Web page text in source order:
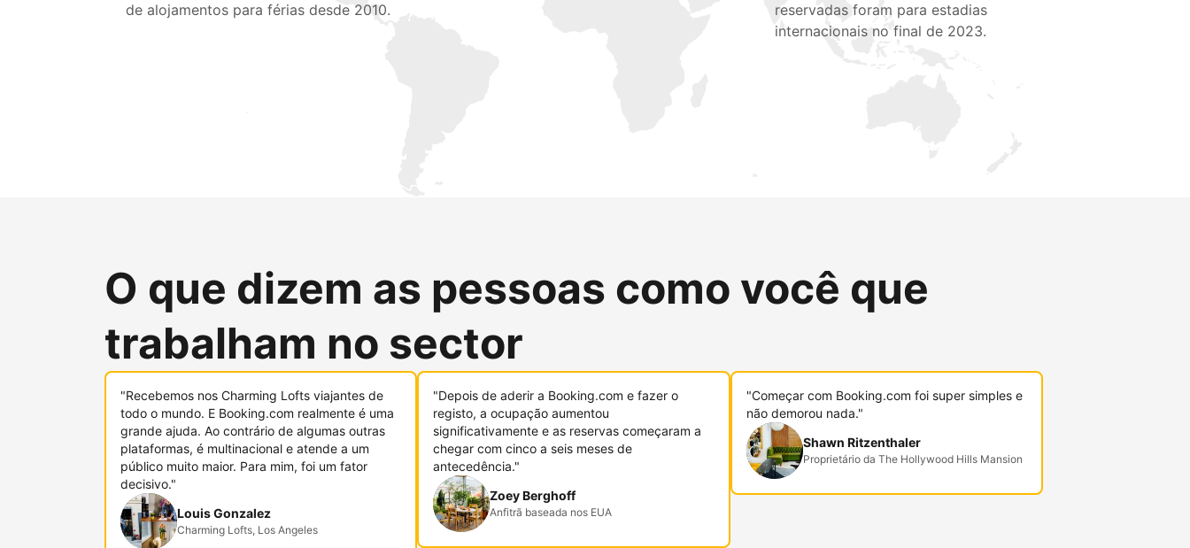
de alojamentos para férias desde 2010.
reservadas foram para estadias
internacionais no final de 2023.
Chegue hoje mesmo a novas pessoas
O que dizem as pessoas como você que
trabalham no sector
"Recebemos nos Charming Lofts viajantes de
todo o mundo. E Booking.com realmente é uma
grande ajuda. Ao contrário de algumas outras
plataformas, é multinacional e atende a um
público muito maior. Para mim, foi um fator
decisivo."
Louis Gonzalez
Charming Lofts, Los Angeles
"Depois de aderir a Booking.com e fazer o
registo, a ocupação aumentou
significativamente e as reservas começaram a
chegar com cinco a seis meses de
antecedência."
Zoey Berghoff
Anfitrã baseada nos EUA
"Começar com Booking.com foi super simples e
não demorou nada."
Shawn Ritzenthaler
Proprietário da The Hollywood Hills Mansion